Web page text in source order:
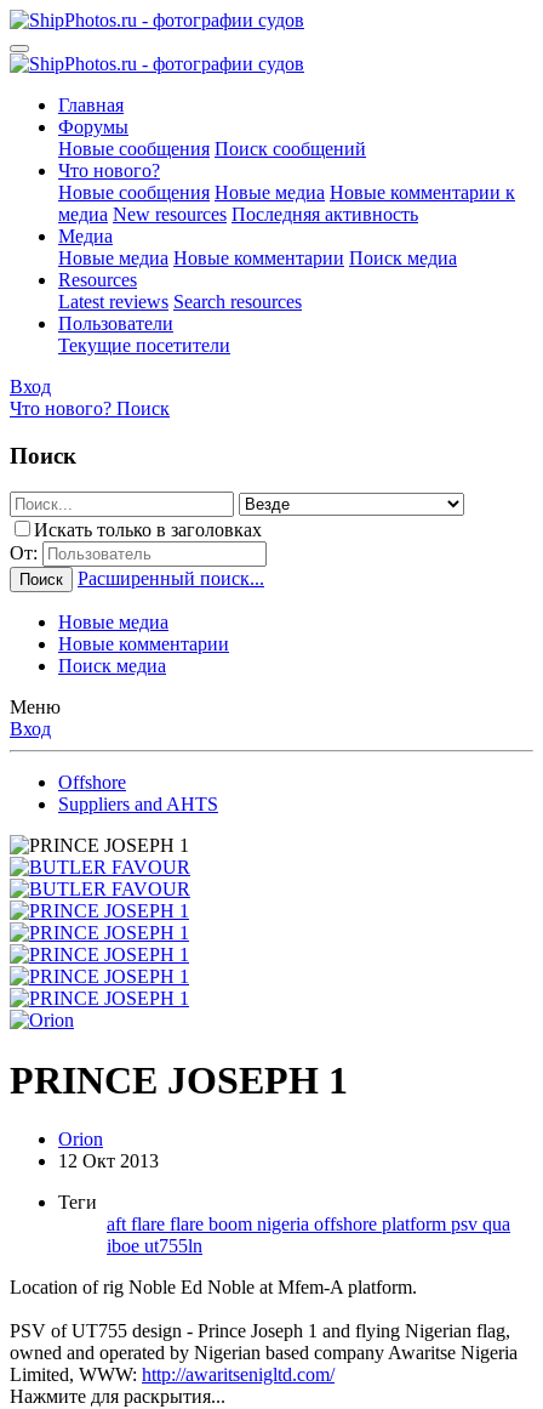
Главная
Форумы
Новые сообщения Поиск сообщений
Что нового?
Новые сообщения Новые медиа Новые комментарии к
медиа New resources Последняя активность
Медиа
Новые медиа Новые комментарии Поиск медиа
Resources
Latest reviews Search resources
Пользователи
Текущие посетители
Вход
Что нового? Поиск
Поиск
Искать только в заголовках
От:
Поиск Расширенный поиск...
Новые медиа
Новые комментарии
Поиск медиа
Меню
Вход
Offshore
Suppliers and AHTS
PRINCE JOSEPH 1
Orion
12 Окт 2013
Теги
aft flare flare boom nigeria offshore platform psv qua
iboe ut755ln
Location of rig Noble Ed Noble at Mfem-A platform.
PSV of UT755 design - Prince Joseph 1 and flying Nigerian flag,
owned and operated by Nigerian based company Awaritse Nigeria
Limited, WWW: http://awaritsenigltd.com/
Нажмите для раскрытия...